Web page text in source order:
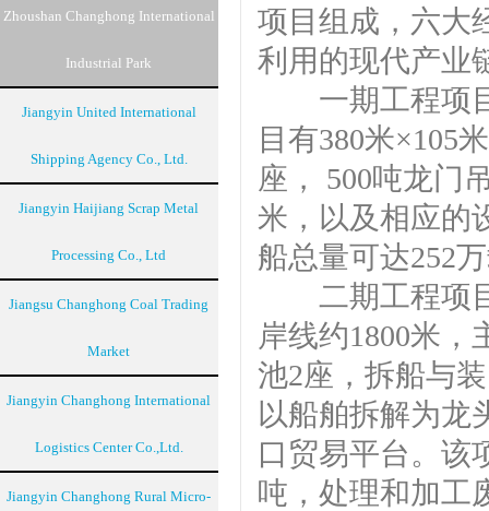
Zhoushan Changhong International
Industrial Park
Jiangyin United International
Shipping Agency Co., Ltd.
Jiangyin Haijiang Scrap Metal
Processing Co., Ltd
Jiangsu Changhong Coal Trading
Market
Jiangyin Changhong International
Logistics Center Co.,Ltd.
Jiangyin Changhong Rural Micro-
项目组成，六大
利用的现代产业
一期工程项目
目有380米×105
座， 500吨龙门
米，以及相应的
船总量可达252
二期工程项目
岸线约1800米，
池2座，拆船与
以船舶拆解为龙
口贸易平台。该
吨，处理和加工